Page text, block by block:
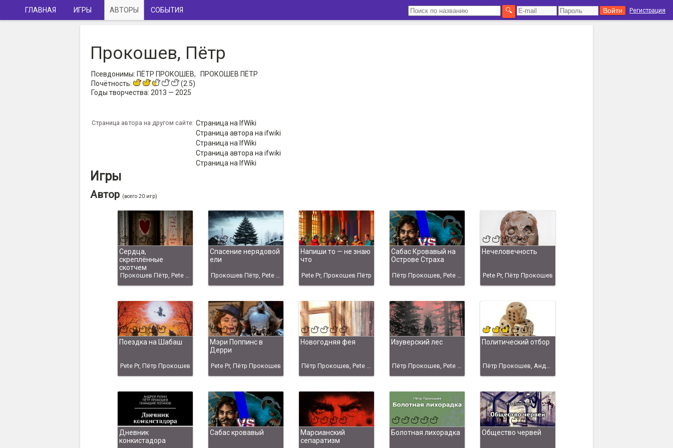
Регистрация
ГЛАВНАЯ ИГРЫ АВТОРЫ СОБЫТИЯ
Прокошев, Пётр
Псевдонимы: ПЁТР ПРОКОШЕВ,
ПРОКОШЕВ ПЁТР
Почётность:
(2.5)
Годы творчества: 2013 — 2025
Страница автора на другом сайте: Страница на IfWiki
Страница автора на ifwiki
Страница на IfWiki
Страница автора на ifwiki
Страница на IfWiki
Игры
Автор (всего 20 игр)
Сердца,
скреплённые
скотчем
Прокошев Пётр, Pete Pr
Спасение нерядовой
ели
Прокошев Пётр, Pete Pr
Напиши то — не знаю
что
Pete Pr, Прокошев Пётр
Сабас Кровавый на
Острове Страха
Пётр Прокошев, Pete Pr
Нечеловечность
Pete Pr, Пётр Прокошев
Поездка на Шабаш
Pete Pr, Пётр Прокошев
Мэри Поппинс в
Дерри
Pete Pr, Пётр Прокошев
Новогодняя фея
Пётр Прокошев, Pete Pr
Изуверский лес
Пётр Прокошев, Pete Pr
Политический отбор
Пётр Прокошев, Андрей Рулин
Дневник
конкистадора
Сабас кровавый
Марсианский
сепаратизм
Болотная лихорадка Общество червей